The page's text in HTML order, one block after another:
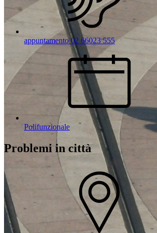
appuntamento 02 66023 555
Polifunzionale
Problemi in città